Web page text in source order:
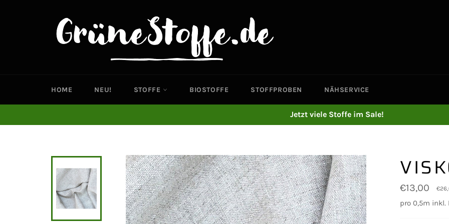
HOME NEU! STOFFE BIOSTOFFE STOFFPROBEN NÄHSERVICE
Jetzt viele Stoffe im Sale!
Normaler
Preis
€13,00
pro 0,5m inkl.